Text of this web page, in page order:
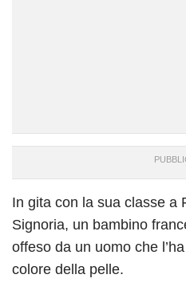
In gita con la sua classe a
Signoria, un bambino
offeso da un uomo che
colore della pelle.